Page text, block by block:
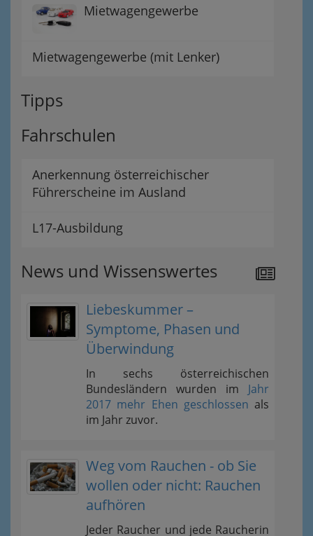
Mietwagengewerbe
Mietwagengewerbe (mit Lenker)
Tipps
Fahrschulen
Anerkennung österreichischer
Führerscheine im Ausland
L17-Ausbildung
News und Wissenswertes
Liebeskummer –
Symptome, Phasen und
Überwindung
In sechs österreichischen
Bundesländern wurden im Jahr
2017 mehr Ehen geschlossen als
im Jahr zuvor.
Weg vom Rauchen - ob Sie
wollen oder nicht: Rauchen
aufhören
Jeder Raucher und jede Raucherin